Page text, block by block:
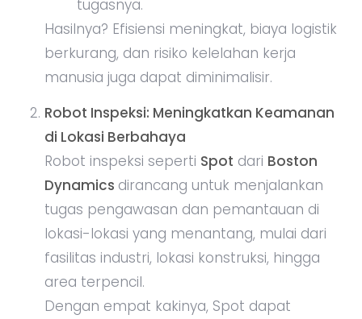
tugasnya.
Hasilnya? Efisiensi meningkat, biaya logistik
berkurang, dan risiko kelelahan kerja
manusia juga dapat diminimalisir.
Robot Inspeksi: Meningkatkan Keamanan
di Lokasi Berbahaya
Robot inspeksi seperti Spot dari Boston
Dynamics dirancang untuk menjalankan
tugas pengawasan dan pemantauan di
lokasi-lokasi yang menantang, mulai dari
fasilitas industri, lokasi konstruksi, hingga
area terpencil.
Dengan empat kakinya, Spot dapat